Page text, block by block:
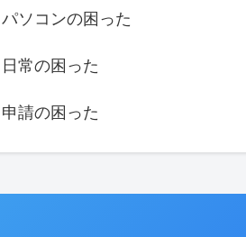
パソコンの困った
日常の困った
申請の困った